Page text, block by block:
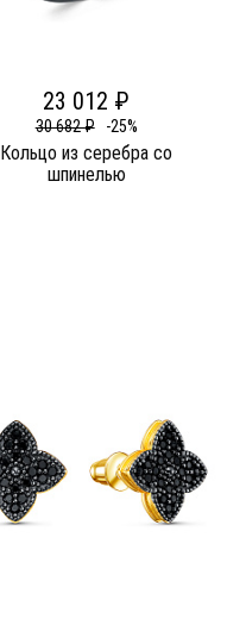
23 012 ₽
30 682 ₽ -25%
Кольцо из серебра со
шпинелью